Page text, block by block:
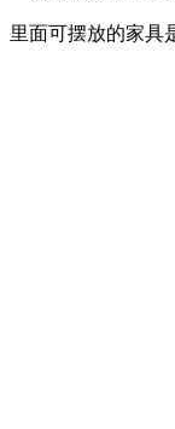
里面可摆放的家具